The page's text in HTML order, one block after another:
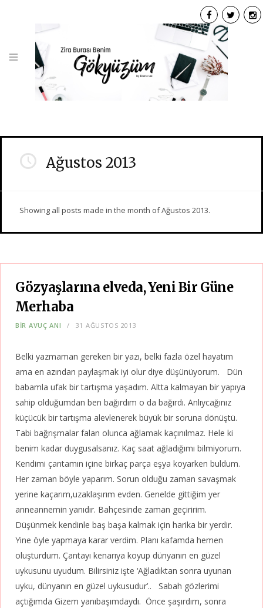
F
a
c
e
T
I
Ağustos 2013
Showing all posts made in the month of Ağustos 2013.
Gözyaşlarına elveda, Yeni Bir Güne
Merhaba
BIR AVUÇ ANI 31 AĞUSTOS 2013
Belki yazmaman gereken bir yazı, belki fazla özel hayatım
ama en azından paylaşmak iyi olur diye düşünüyorum. Dün
babamla ufak bir tartışma yaşadım. Altta kalmayan bir yapıya
sahip olduğumdan ben bağırdım o da bağırdı. Anlıycağınız
küçücük bir tartışma alevlenerek büyük bir soruna dönüştü.
Tabi bağrışmalar falan olunca ağlamak kaçınılmaz. Hele ki
benim kadar duygusalsanız. Kaç saat ağladığımı bilmiyorum.
Kendimi çantamın içine birkaç parça eşya koyarken buldum.
Her zaman böyle yaparım. Sorun olduğu zaman savaşmak
yerine kaçarım,uzaklaşırım evden. Genelde gittiğim yer
anneannemin yanıdır. Bahçesinde zaman geçiririm.
Düşünmek kendinle baş başa kalmak için harika bir yerdir.
Yine öyle yapmaya karar verdim. Planı kafamda hemen
oluşturdum. Çantayı kenarıya koyup dünyanın en güzel
uykusunu uyudum. Bilirsiniz işte ‘Ağladıktan sonra uyunan
uyku, dünyanın en güzel uykusudur’.. Sabah gözlerimi
açtığımda Gizem yanıbaşımdaydı. Önce şaşırdım, sonra